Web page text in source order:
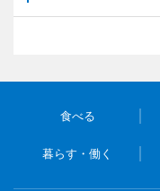
食べる
暮らす・働く